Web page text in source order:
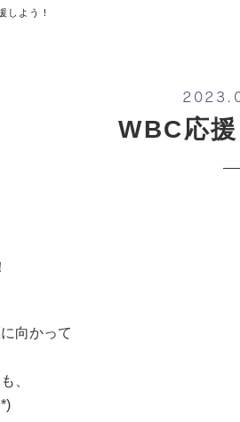
しよう！
WBC応援
向かって
、